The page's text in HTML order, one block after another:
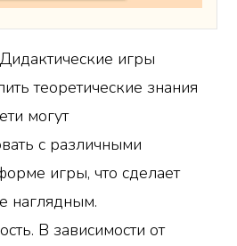
игры
теоретические знания
могут
с различными
игры, что сделает
наглядным.
В зависимости от